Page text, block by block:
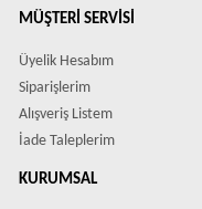
MÜŞTERI SERVISI
Üyelik Hesabım
Siparişlerim
Alışveriş Listem
İade Taleplerim
KURUMSAL